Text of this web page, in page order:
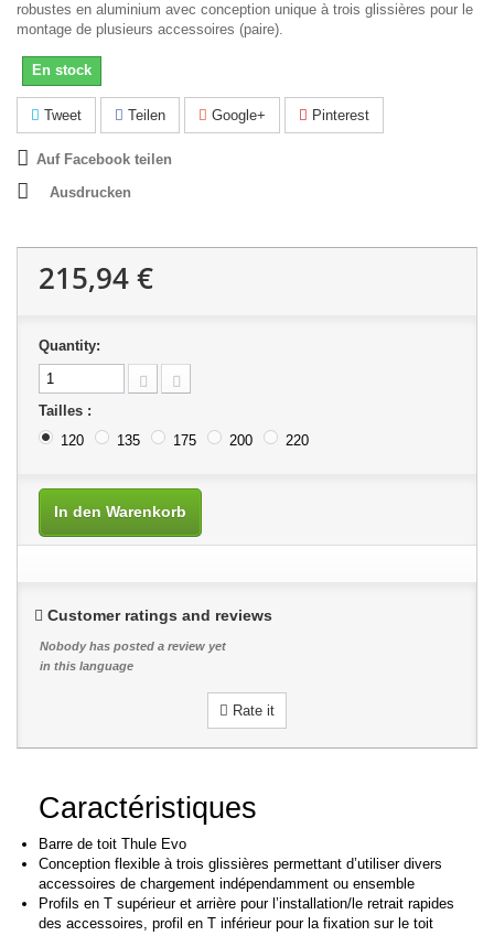
robustes en aluminium avec conception unique à trois glissières pour le
montage de plusieurs accessoires (paire).
En stock
Tweet Teilen Google+ Pinterest
Auf Facebook teilen
Ausdrucken
215,94 €
Quantity:
Tailles :
120
135 175 200 220
In den Warenkorb
Customer ratings and reviews
Nobody has posted a review yet
in this language
Rate it
Caractéristiques
Barre de toit Thule Evo
Conception flexible à trois glissières permettant d’utiliser divers
accessoires de chargement indépendamment ou ensemble
Profils en T supérieur et arrière pour l’installation/le retrait rapides
des accessoires, profil en T inférieur pour la fixation sur le toit